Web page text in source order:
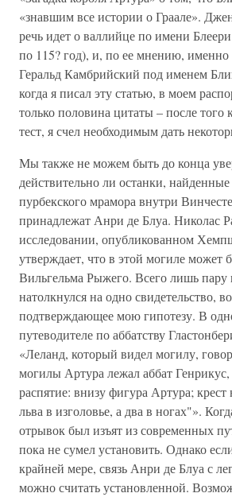
«знавшим все истории о Граале».
речь идет о валлийце по имени
по 115? год), и, по ее мнению, именно
Геральд Камбрийский под именем
когда я писал эту статью, в моем
только половина цитаты – после того
тест, я счел необходимым дать
Мы также не можем быть до конца
действительно ли останки,
пурбекского мрамора внутри
принадлежат Анри де Блуа. Николас
исследовании, опубликованном
утверждает, что в этой могиле может
Вильгельма Рыжего. Всего лишь пару
натолкнулся на одно свидетельство,
подтверждающее мою гипотезу. В
путеводителе по аббатству
«Леланд, который видел могилу,
могилы Артура лежал аббат
распятие: внизу фигура Артура;
льва в изголовье, а два в ногах"».
отрывок был изъят из современных
пока не сумел установить. Однако
крайней мере, связь Анри де Блуа с
можно считать установленной.